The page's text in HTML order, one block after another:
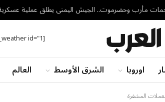
[elfsight_weather id="1"]
اوروبا الشرق الأوسط العالم
المشفرة